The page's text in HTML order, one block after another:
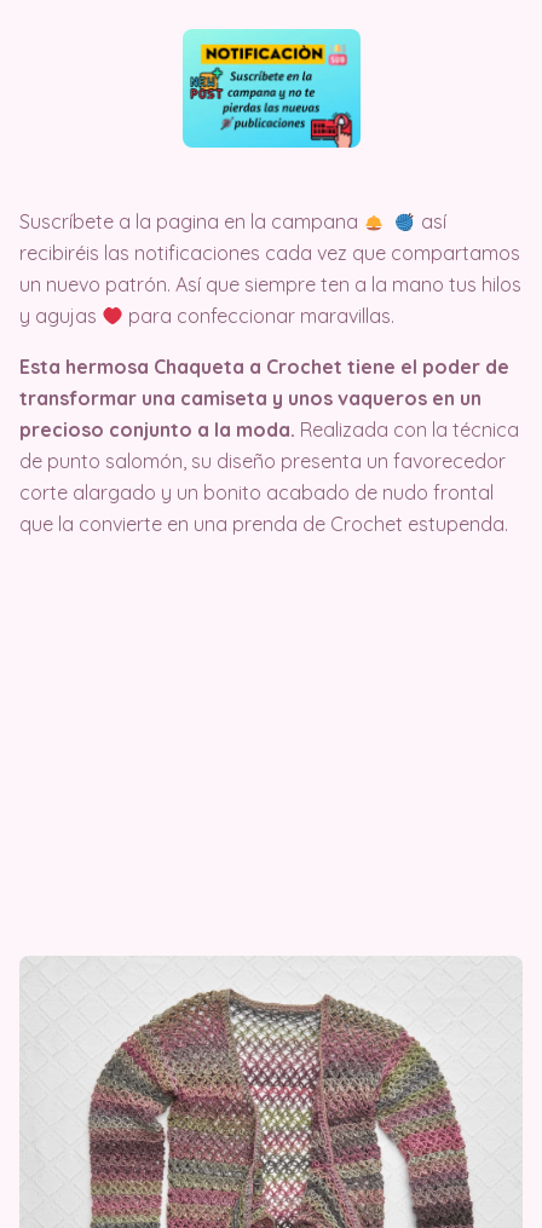
Suscríbete a la pagina en la campana
así
recibiréis las notificaciones cada vez que compartamos
un nuevo patrón. Así que siempre ten a la mano tus hilos
y agujas
para confeccionar maravillas.
Esta hermosa Chaqueta a Crochet tiene el poder de
transformar una camiseta y unos vaqueros en un
precioso conjunto a la moda. Realizada con la técnica
de punto salomón, su diseño presenta un favorecedor
corte alargado y un bonito acabado de nudo frontal
que la convierte en una prenda de Crochet estupenda.